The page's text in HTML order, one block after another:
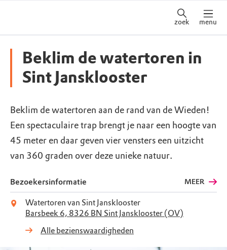
zoek menu
Beklim de watertoren in
Sint Jansklooster
Beklim de watertoren aan de rand van de Wieden!
Een spectaculaire trap brengt je naar een hoogte van
45 meter en daar geven vier vensters een uitzicht
van 360 graden over deze unieke natuur.
Bezoekersinformatie MEER
Watertoren van Sint Jansklooster
Barsbeek 6, 8326 BN Sint Jansklooster (OV)
Alle bezienswaardigheden